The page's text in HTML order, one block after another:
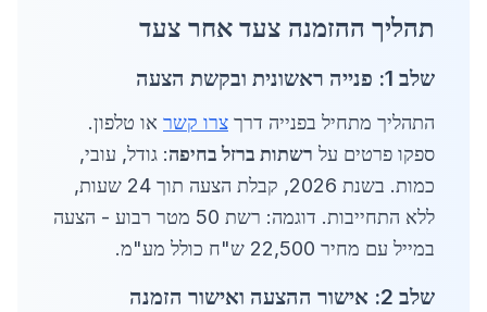
תהליך ההזמנה צעד אחר צעד
שלב 1: פנייה ראשונית ובקשת הצעה
התהליך מתחיל בפנייה דרך צרו קשר או טלפון.
ספקו פרטים על רשתות ברזל בחיפה: גודל, עובי,
כמות. בשנת 2026, קבלת הצעה תוך 24 שעות,
ללא התחייבות. דוגמה: רשת 50 מטר רבוע - הצעה
במייל עם מחיר 22,500 ש"ח כולל מע"מ.
שלב 2: אישור ההצעה ואישור הזמנה